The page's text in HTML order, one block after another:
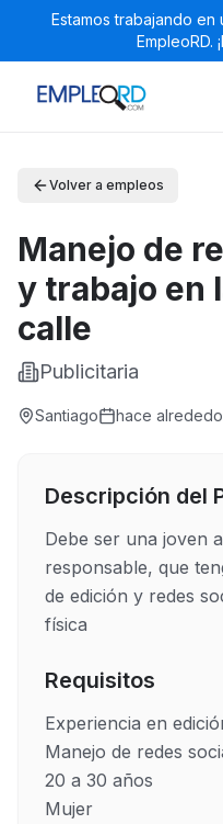
Estamos trabajando en
EmpleoRD.
Volver a empleos
Manejo de
y trabajo en
calle
Publicitaria
Santiago hace
Descripción del
Debe ser una joven
responsable, que
de edición y redes
física
Requisitos
Experiencia en
Manejo de redes
20 a 30 años
Mujer